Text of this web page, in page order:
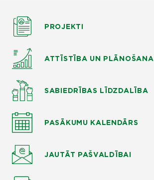
PROJEKTI
ATTĪSTĪBA UN PLĀNOŠANA
SABIEDRĪBAS LĪDZDALĪBA
PASĀKUMU KALENDĀRS
JAUTĀT PAŠVALDĪBAI